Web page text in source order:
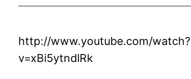
http://www.youtube.com/watch?
v=xBi5ytndlRk